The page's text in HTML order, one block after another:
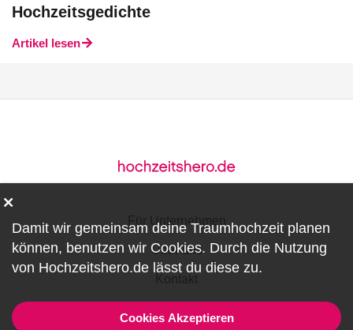
Hochzeitsgedichte
Artikel lesen
Für Unternehmen
Über uns
Damit wir gemeinsam deine Traumhochzeit planen
können, benutzen wir Cookies. Durch die Nutzung
von Hochzeitshero.de lässt du diese zu.
Cookies Akzeptieren